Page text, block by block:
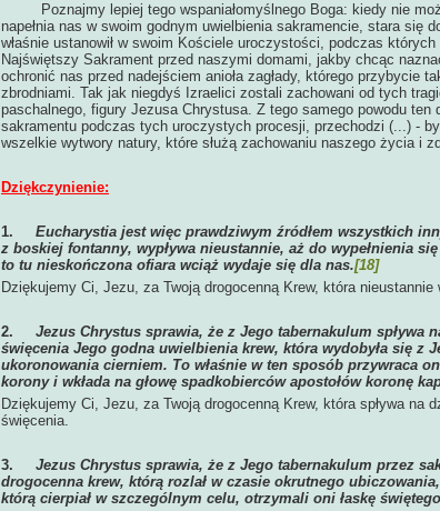
Poznajmy lepiej tego wspaniałomyślnego Boga: kiedy nie
napełnia nas w swoim godnym uwielbienia sakramencie, stara się
właśnie ustanowił w swoim Kościele uroczystości, podczas
Najświętszy Sakrament przed naszymi domami, jakby chcąc
ochronić nas przed nadejściem anioła zagłady, którego przybycie
zbrodniami. Tak jak niegdyś Izraelici zostali zachowani od tych
paschalnego, figury Jezusa Chrystusa. Z tego samego powodu ten
sakramentu podczas tych uroczystych procesji, przechodzi (...) -
wszelkie wytwory natury, które służą zachowaniu naszego życia i
Dziękczynienie:
1. Eucharystia jest więc prawdziwym źródłem wszystkich
z boskiej fontanny, wypływa nieustannie, aż do wypełnienia
to tu nieskończona ofiara wciąż wydaje się dla nas.[18]
Dziękujemy Ci, Jezu, za Twoją drogocenną Krew, która
2. Jezus Chrystus sprawia, że z Jego tabernakulum spływa
święcenia Jego godna uwielbienia krew, która wydobyła się z
ukoronowania cierniem. To właśnie w ten sposób przywraca
korony i wkłada na głowę spadkobierców apostołów koronę
Dziękujemy Ci, Jezu, za Twoją drogocenną Krew, która spływa na
święcenia.
3. Jezus Chrystus sprawia, że z Jego tabernakulum przez
drogocenna krew, którą rozlał w czasie okrutnego
którą cierpiał w szczególnym celu, otrzymali oni łaskę